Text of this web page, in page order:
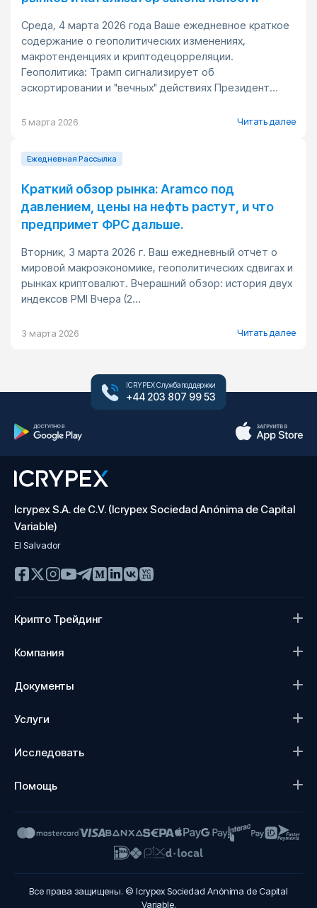
Среда, 4 марта 2026 года Ваше ежедневное краткое
содержание о геополитических изменениях,
макротенденциях и криптодецорреляции.
Геополитика: Трамп сигнализирует об
эскортировании и "вечных" действиях Президент...
5 марта 2026 Читать далее
Ежедневная Pассылка
Краткий обзор рынка: Aramco под
давлением, цены на нефть растут, и что
предпримет ФРС дальше.
Вторник, 3 марта 2026 г. Ваш ежедневный отчет о
мировой макроэкономике, геополитических сдвигах и
рынках криптовалют. Вчерашний обзор: история двух
индексов PMI Вчера (2...
3 марта 2026 Читать далее
ICRYPEX Служба поддержки
+44 203 807 99 53
Icrypex S.A. de C.V. (Icrypex Sociedad Anónima de Capital
Variable)
El Salvador
Крипто Трейдинг
Компания
Документы
Услуги
Исследовать
Помощь
Все права защищены. © Icrypex Sociedad Anónima de Capital
Variable.